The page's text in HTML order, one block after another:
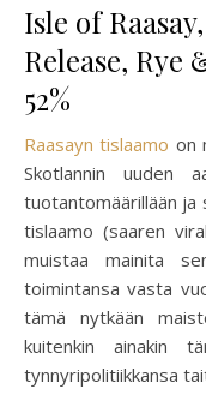
Isle of
Release, Rye
52%
Raasayn tislaamo on
Skotlannin uuden
tuotantomäärillään ja
tislaamo (saaren
muistaa mainita
toimintansa vasta
tämä nytkään
kuitenkin ainakin
tynnyripolitiikkansa